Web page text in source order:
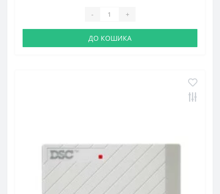
- +
ДО КОШИКА